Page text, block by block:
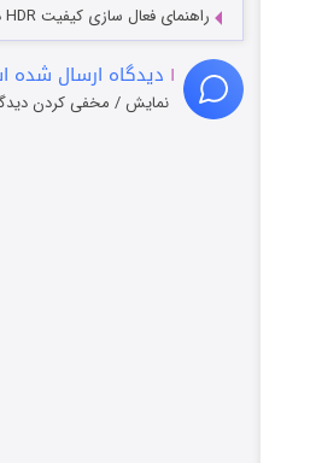
راهنمای فعال سازی کیفیت HDR در PotPlayer
۱ دیدگاه ارسال شده
نمایش / مخفی کردن